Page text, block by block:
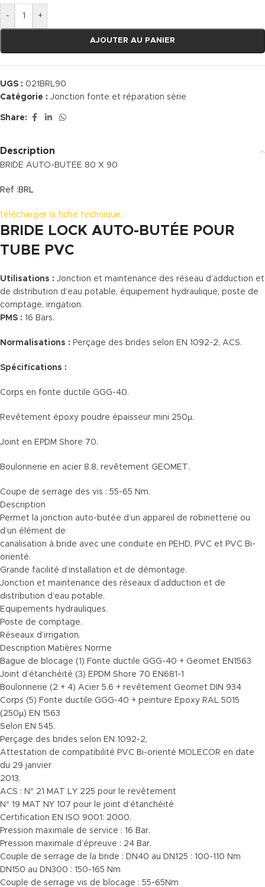
- +
AJOUTER AU PANIER
UGS : 021BRL90
Catégorie : Jonction fonte et réparation série
Share:
Description
BRIDE AUTO-BUTEE 80 X 90
Ref :BRL
télécharger la fiche technique:
BRIDE LOCK AUTO-BUTÉE POUR
TUBE PVC
Utilisations : Jonction et maintenance des réseau d’adduction et
de distribution d’eau potable, équipement hydraulique, poste de
comptage, irrigation.
PMS : 16 Bars.
Normalisations : Perçage des brides selon EN 1092-2, ACS.
Spécifications :
Corps en fonte ductile GGG-40.
Revêtement époxy poudre épaisseur mini 250µ.
Joint en EPDM Shore 70.
Boulonnerie en acier 8.8, revêtement GEOMET.
Coupe de serrage des vis : 55-65 Nm.
Description
Permet la jonction auto-butée d’un appareil de robinetterie ou
d’un élément de
canalisation à bride avec une conduite en PEHD, PVC et PVC Bi-
orienté.
Grande facilité d’installation et de démontage.
Jonction et maintenance des réseaux d’adduction et de
distribution d’eau potable.
Equipements hydrauliques.
Poste de comptage.
Réseaux d’irrigation.
Description Matières Norme
Bague de blocage (1) Fonte ductile GGG-40 + Geomet EN1563
Joint d’étanchéité (3) EPDM Shore 70 EN681-1
Boulonnerie (2 + 4) Acier 5.6 + revêtement Geomet DIN 934
Corps (5) Fonte ductile GGG-40 + peinture Epoxy RAL 5015
(250µ) EN 1563
Selon EN 545.
Perçage des brides selon EN 1092-2.
Attestation de compatibilité PVC Bi-orienté MOLECOR en date
du 29 janvier
2013.
ACS : N° 21 MAT LY 225 pour le revêtement
N° 19 MAT NY 107 pour le joint d’étanchéité
Certification EN ISO 9001: 2000.
Pression maximale de service : 16 Bar.
Pression maximale d’épreuve : 24 Bar.
Couple de serrage de la bride : DN40 au DN125 : 100-110 Nm
DN150 au DN300 : 150-165 Nm
Couple de serrage vis de blocage : 55-65Nm